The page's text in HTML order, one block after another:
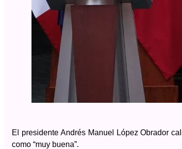
El presidente Andrés Manuel López Obrador
como “muy buena”.